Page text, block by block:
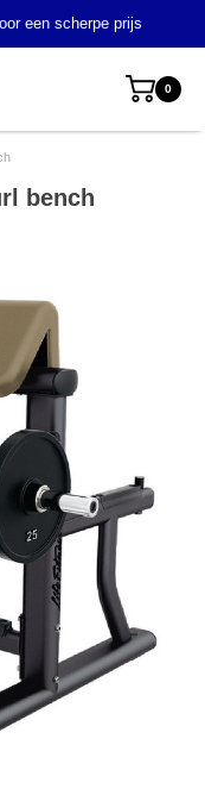
een scherpe prijs
0
bench